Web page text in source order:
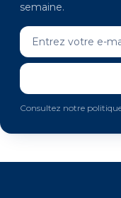
semaine.
Consultez notre